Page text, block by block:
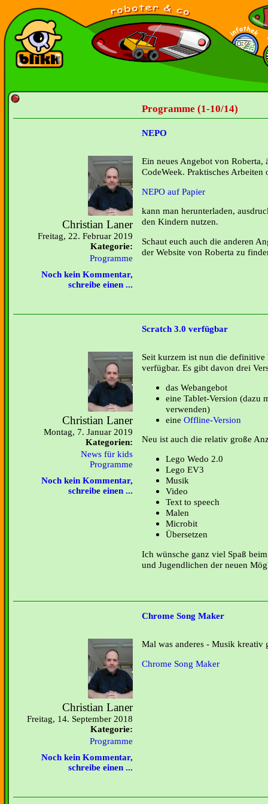
Programme (1-10/14)
NEPO
Christian Laner
Freitag, 22. Februar 2019
Kategorie:
Programme
Noch kein Kommentar,
schreibe einen ...
Ein neues Angebot von
CodeWeek. Praktisches Arbeiten
NEPO auf Papier
kann man herunterladen,
den Kindern nutzen.
Schaut euch auch die anderen
der Website von Roberta zu
Scratch 3.0 verfügbar
Christian Laner
Montag, 7. Januar 2019
Kategorien:
News für kids
Programme
Noch kein Kommentar,
schreibe einen ...
Seit kurzem ist nun die
verfügbar. Es gibt davon drei
das Webangebot
eine Tablet-Version (dazu
verwenden)
eine Offline-Version
Neu ist auch die relativ große
Lego Wedo 2.0
Lego EV3
Musik
Video
Text to speech
Malen
Microbit
Übersetzen
Ich wünsche ganz viel Spaß
und Jugendlichen der neuen
Chrome Song Maker
Christian Laner
Freitag, 14. September 2018
Kategorie:
Programme
Noch kein Kommentar,
schreibe einen ...
Mal was anderes - Musik kreativ
Chrome Song Maker